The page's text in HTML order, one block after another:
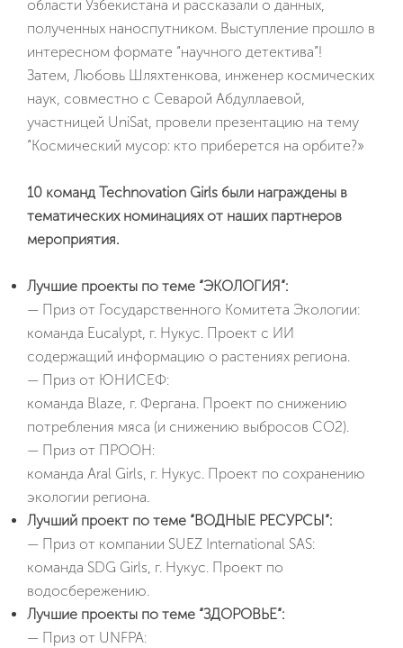
области Узбекистана и рассказали о данных,
полученных наноспутником. Выступление прошло в
интересном формате “научного детектива”!
Затем, Любовь Шляхтенкова, инженер космических
наук, совместно с Севарой Абдуллаевой,
участницей UniSat, провели презентацию на тему
“Космический мусор: кто приберется на орбите?»
10 команд Technovation Girls были награждены в
тематических номинациях от наших партнеров
мероприятия.
Лучшие проекты по теме “ЭКОЛОГИЯ”:
— Приз от Государственного Комитета Экологии:
команда Eucalypt, г. Нукус. Проект с ИИ
содержащий информацию о растениях региона.
— Приз от ЮНИСЕФ:
команда Blaze, г. Фергана. Проект по снижению
потребления мяса (и снижению выбросов CO2).
— Приз от ПРООН:
команда Aral Girls, г. Нукус. Проект по сохранению
экологии региона.
Лучший проект по теме “ВОДНЫЕ РЕСУРСЫ”:
— Приз от компании SUEZ International SAS:
команда SDG Girls, г. Нукус. Проект по
водосбережению.
Лучшие проекты по теме “ЗДОРОВЬЕ”:
— Приз от UNFPA: